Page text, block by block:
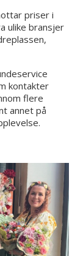
priser i
ulike bransjer
kontakter
flere
annet på